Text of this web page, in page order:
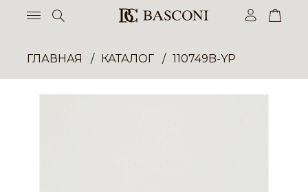
ГЛАВНАЯ КАТАЛОГ 110749B-YP